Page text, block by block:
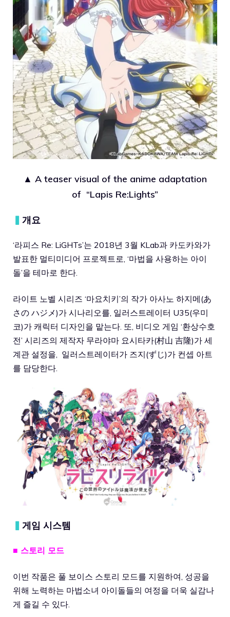
▲ A teaser visual of the anime adaptation
of “Lapis Re:Lights”
▍ 개요
‘라피스 Re: LiGHTs’는 2018년 3월 KLab과 카도카와가
발표한 멀티미디어 프로젝트로, ‘마법을 사용하는 아이
돌’을 테마로 한다.
라이트 노벨 시리즈 ‘마요치키’의 작가 아사노 하지메(あ
さの ハジメ)가 시나리오를, 일러스트레이터 U35(우미
코)가 캐릭터 디자인을 맡는다. 또, 비디오 게임 ‘환상수호
전’ 시리즈의 제작자 무라야마 요시타카(村山 吉隆)가 세
계관 설정을, 일러스트레이터가 즈지(ずじ)가 컨셉 아트
를 담당한다.
▍ 게임 시스템
■ 스토리 모드
이번 작품은 풀 보이스 스토리 모드를 지원하여, 성공을
위해 노력하는 마법소녀 아이돌들의 여정을 더욱 실감나
게 즐길 수 있다.